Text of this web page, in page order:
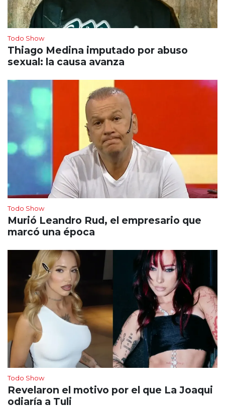
Todo Show
Thiago Medina imputado por abuso
sexual: la causa avanza
Todo Show
Murió Leandro Rud, el empresario que
marcó una época
Todo Show
Revelaron el motivo por el que La Joaqui
odiaría a Tuli